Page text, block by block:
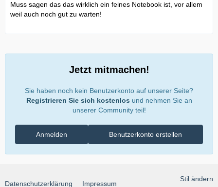
Muss sagen das das wirklich ein feines Notebook ist, vor allem
weil auch noch gut zu warten!
Jetzt mitmachen!
Sie haben noch kein Benutzerkonto auf unserer Seite?
Registrieren Sie sich kostenlos und nehmen Sie an
unserer Community teil!
Benutzerkonto erstellen
Anmelden
Stil ändern
Datenschutzerklärung Impressum